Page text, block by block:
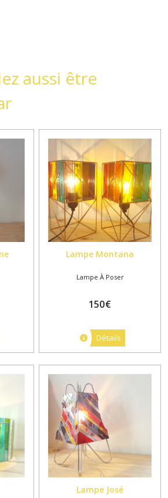
aussi être
Lampe Montana
Lampe À Poser
150€
Détails
Lampe José